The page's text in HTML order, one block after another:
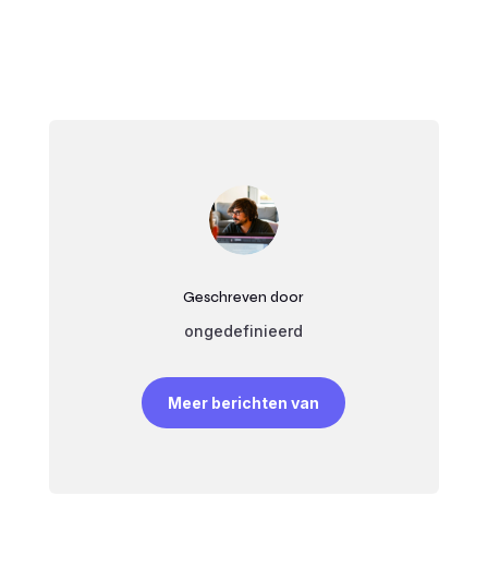
Geschreven door
ongedefinieerd
Meer berichten van